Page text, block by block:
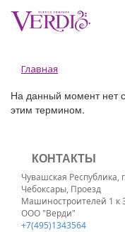
основному
Вы
здесь
Главная
На данный момент нет
этим термином.
КОНТАКТЫ
Чувашская Республика,
Чебоксары, Проезд
Машиностроителей 1 к
ООО "Верди"
+7(495)1343564